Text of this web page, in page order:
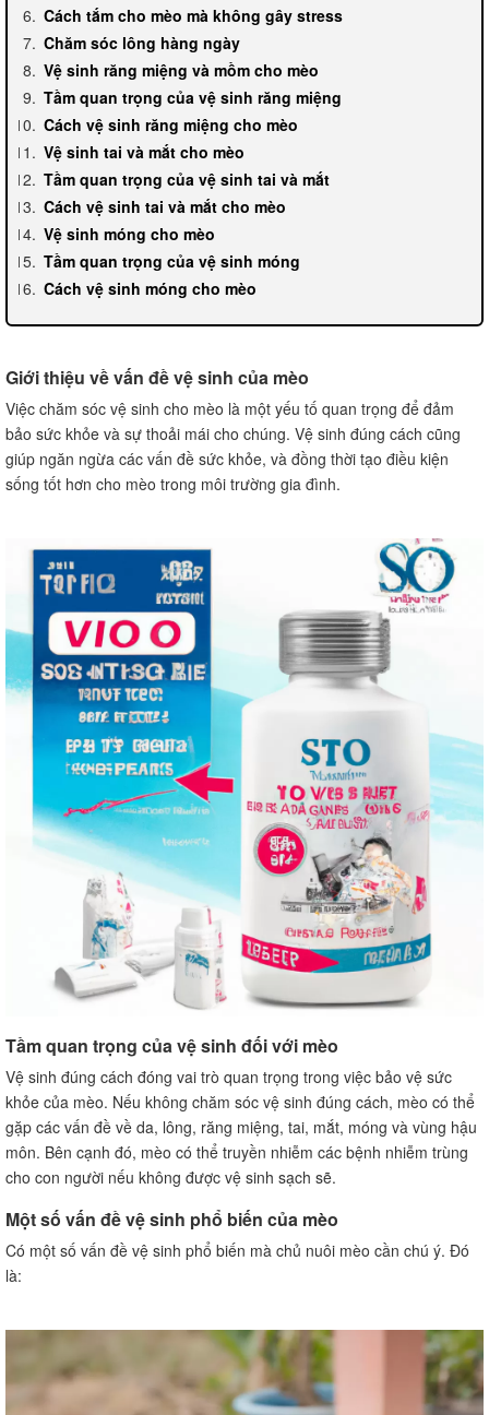
Cách tắm cho mèo mà không gây stress
Chăm sóc lông hàng ngày
Vệ sinh răng miệng và mồm cho mèo
Tầm quan trọng của vệ sinh răng miệng
Cách vệ sinh răng miệng cho mèo
Vệ sinh tai và mắt cho mèo
Tầm quan trọng của vệ sinh tai và mắt
Cách vệ sinh tai và mắt cho mèo
Vệ sinh móng cho mèo
Tầm quan trọng của vệ sinh móng
Cách vệ sinh móng cho mèo
Cách vệ sinh vùng hậu môn và phân cho mèo
Cung cấp đủ văn bản
Làm sạch vật dụng cho mèo
Vệ sinh nơi nuôi mèo
Vệ sinh ấm cúng và giường nệm cho mèo
Cung cấp nơi ấm cúng cho mèo
Vệ sinh giường nệm cho mèo
Vệ sinh thức ăn và nước cho mèo
Chọn thức ăn và nước phù hợp
Vệ sinh bát ăn và bình nước cho mèo
Vệ sinh vật nuôi khác trong nhà
Lựa chọn vật nuôi phù hợp với mèo
Vệ sinh vật nuôi khác trong nhà
Các nguyên tắc cần nhớ khi vệ sinh mèo
Sử dụng sản phẩm vệ sinh phù hợp
Chú ý đến sức khỏe và cảm giác của mèo
Câu hỏi thường gặp về vệ sinh mèo
Làm sao để tắm mèo mà không làm mất lông?
Cách vệ sinh răng miệng cho mèo mà không gây
stress?
Giới thiệu về vấn đề vệ sinh của mèo
Việc chăm sóc vệ sinh cho mèo là một yếu tố quan trọng để đảm
bảo sức khỏe và sự thoải mái cho chúng. Vệ sinh đúng cách cũng
giúp ngăn ngừa các vấn đề sức khỏe, và đồng thời tạo điều kiện
sống tốt hơn cho mèo trong môi trường gia đình.
Tầm quan trọng của vệ sinh đối với mèo
Vệ sinh đúng cách đóng vai trò quan trọng trong việc bảo vệ sức
khỏe của mèo. Nếu không chăm sóc vệ sinh đúng cách, mèo có thể
gặp các vấn đề về da, lông, răng miệng, tai, mắt, móng và vùng hậu
môn. Bên cạnh đó, mèo có thể truyền nhiễm các bệnh nhiễm trùng
cho con người nếu không được vệ sinh sạch sẽ.
Một số vấn đề vệ sinh phổ biến của mèo
Có một số vấn đề vệ sinh phổ biến mà chủ nuôi mèo cần chú ý. Đó
là: